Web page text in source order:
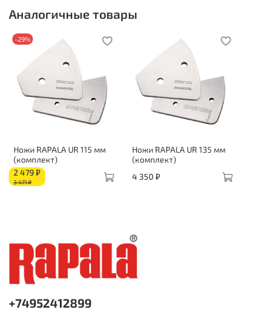
Аналогичные товары
-29%
Ножи RAPALA UR 115 мм
(комплект)
2 479 ₽
3 471 ₽
Ножи RAPALA UR 135 мм
(комплект)
4 350 ₽
+74952412899